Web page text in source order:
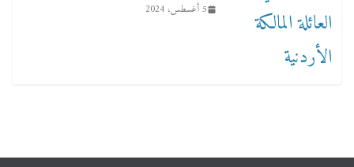
5 أغسطس، 2024